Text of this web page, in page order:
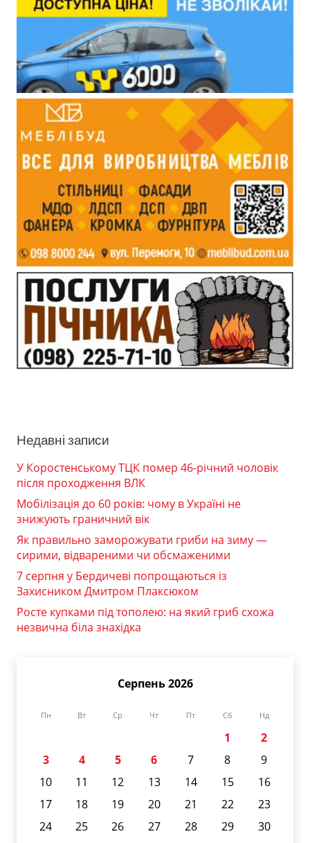
Недавні записи
У Коростенському ТЦК помер 46-річний чоловік
після проходження ВЛК
Мобілізація до 60 років: чому в Україні не
знижують граничний вік
Як правильно заморожувати гриби на зиму —
сирими, відвареними чи обсмаженими
7 серпня у Бердичеві попрощаються із
Захисником Дмитром Плаксюком
Росте купками під тополею: на який гриб схожа
незвична біла знахідка
Серпень 2026
Пн Вт Ср Чт Пт Сб Нд
1
2
3
4 5 6 7 8
9
10
11 12 13 14 15
16
17
18 19 20 21 22
23
24
25 26 27 28 29
30